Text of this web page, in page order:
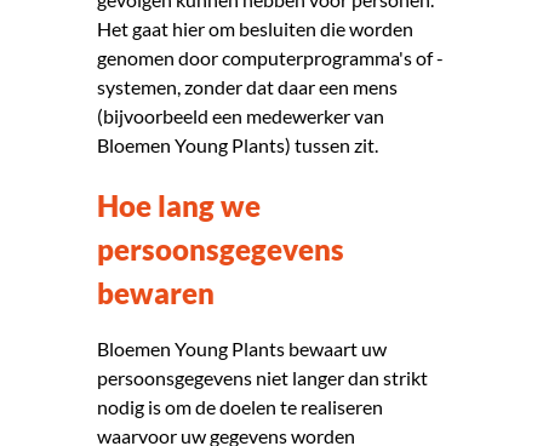
Het gaat hier om besluiten die worden
genomen door computerprogramma's of -
systemen, zonder dat daar een mens
(bijvoorbeeld een medewerker van
Bloemen Young Plants) tussen zit.
Hoe lang we
persoonsgegevens
bewaren
Bloemen Young Plants bewaart uw
persoonsgegevens niet langer dan strikt
nodig is om de doelen te realiseren
waarvoor uw gegevens worden